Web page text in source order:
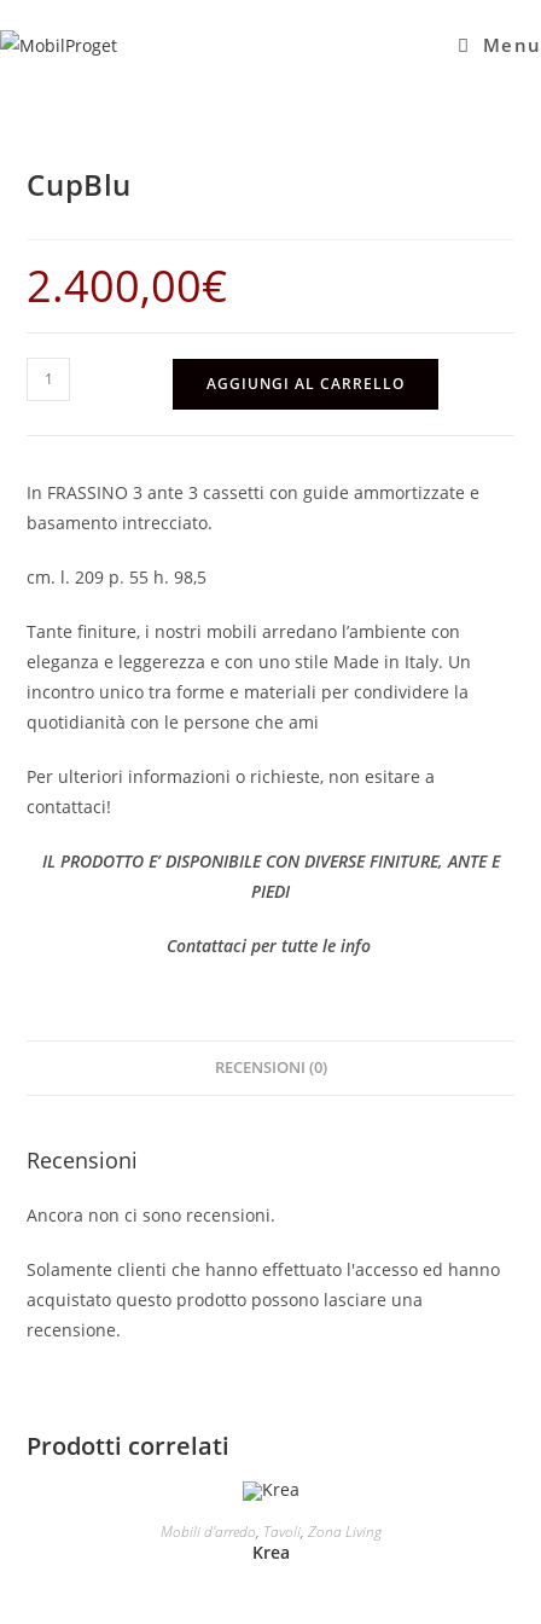
al
Menu
CupBlu
2.400,00€
CupBlu
quantità
AGGIUNGI AL CARRELLO
In FRASSINO 3 ante 3 cassetti con guide ammortizzate e
basamento intrecciato.
cm. l. 209 p. 55 h. 98,5
Tante finiture, i nostri mobili arredano l’ambiente con
eleganza e leggerezza e con uno stile Made in Italy. Un
incontro unico tra forme e materiali per condividere la
quotidianità con le persone che ami
Per ulteriori informazioni o richieste, non esitare a
contattaci!
IL PRODOTTO E’ DISPONIBILE CON DIVERSE FINITURE, ANTE E
PIEDI
Contattaci per tutte le info
RECENSIONI (0)
Recensioni
Ancora non ci sono recensioni.
Solamente clienti che hanno effettuato l'accesso ed hanno
acquistato questo prodotto possono lasciare una
recensione.
Prodotti correlati
LEGGI TUTTO
Mobili d'arredo, Tavoli, Zona Living
Krea